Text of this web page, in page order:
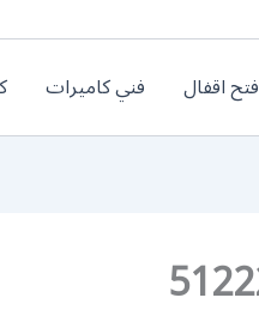
فتح اقفال فني كاميرات